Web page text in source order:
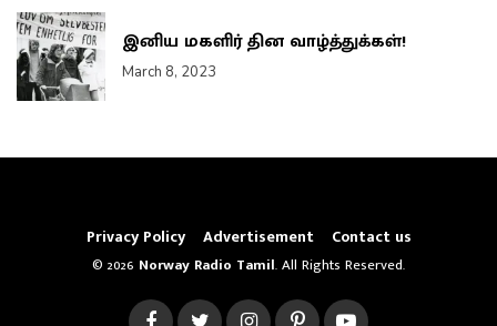
இனிய மகளிர் தின வாழ்த்துக்கள்!
March 8, 2023
Privacy Policy Advertisement Contact us
© 2026 Norway Radio Tamil. All Rights Reserved.